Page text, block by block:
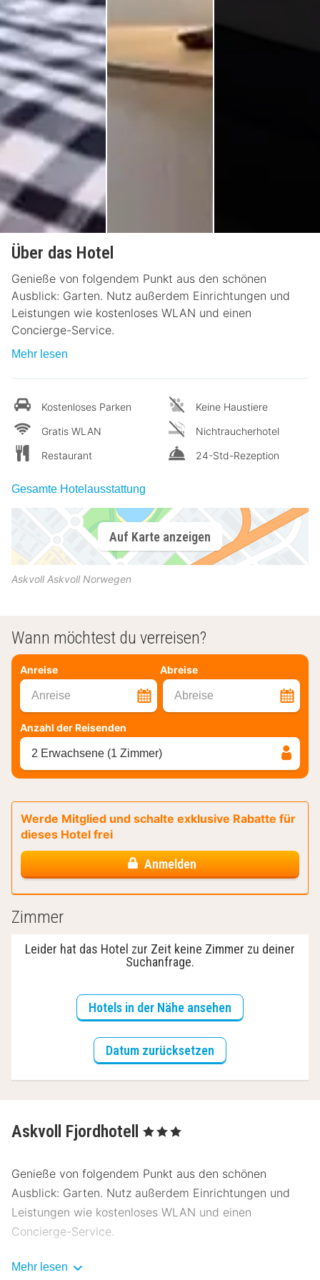
Über das Hotel
Genieße von folgendem Punkt aus den schönen
Ausblick: Garten. Nutz außerdem Einrichtungen und
Leistungen wie kostenloses WLAN und einen
Concierge-Service.
Mehr lesen
Kostenloses Parken
Gratis WLAN
Restaurant
Keine Haustiere
Nichtraucherhotel
24-Std-Rezeption
Gesamte Hotelausstattung
Auf Karte anzeigen
Askvoll Askvoll Norwegen
Wann möchtest du verreisen?
Anreise Abreise
Anreise Abreise
Anzahl der Reisenden
2 Erwachsene (1 Zimmer)
Werde Mitglied und schalte exklusive Rabatte für
dieses Hotel frei
Anmelden
Zimmer
Leider hat das Hotel zur Zeit keine Zimmer zu deiner
Suchanfrage.
Hotels in der Nähe ansehen
Datum zurücksetzen
Askvoll Fjordhotell , 3 Sterne
Genieße von folgendem Punkt aus den schönen
Ausblick: Garten. Nutz außerdem Einrichtungen und
Leistungen wie kostenloses WLAN und einen
Concierge-Service.
Askvoll Fjordhotell bietet seinen Gästen ein Restaurant
Mehr lesen